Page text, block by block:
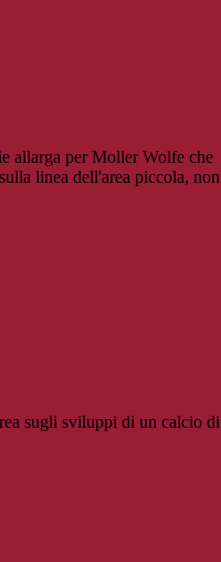
allarga per Moller Wolfe che
linea dell'area piccola, non
sugli sviluppi di un calcio di